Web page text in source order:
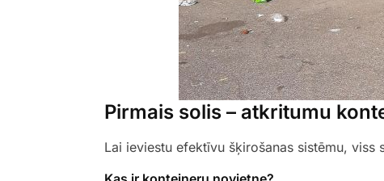
Pirmais solis – atkritumu
Lai ieviestu efektīvu šķirošanas sistēmu, viss